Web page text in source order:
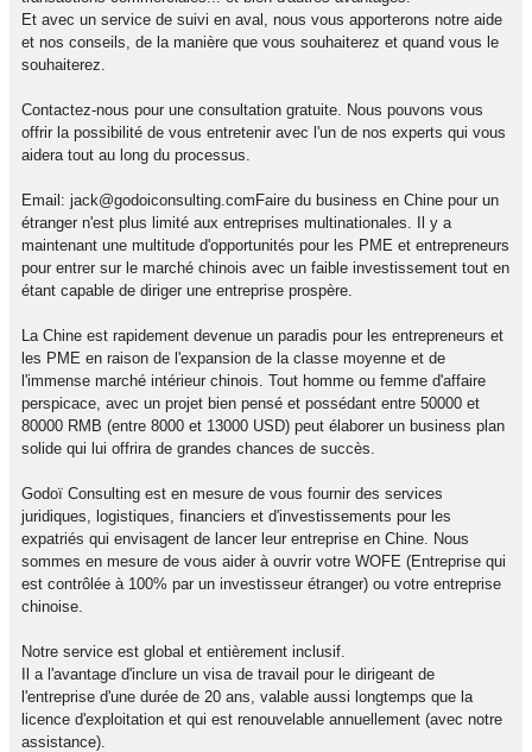
Et avec un service de suivi en aval, nous vous apporterons notre aide
et nos conseils, de la manière que vous souhaiterez et quand vous le
souhaiterez.
Contactez-nous pour une consultation gratuite. Nous pouvons vous
offrir la possibilité de vous entretenir avec l'un de nos experts qui vous
aidera tout au long du processus.
Email: jack@godoiconsulting.comFaire du business en Chine pour un
étranger n'est plus limité aux entreprises multinationales. Il y a
maintenant une multitude d'opportunités pour les PME et entrepreneurs
pour entrer sur le marché chinois avec un faible investissement tout en
étant capable de diriger une entreprise prospère.
La Chine est rapidement devenue un paradis pour les entrepreneurs et
les PME en raison de l'expansion de la classe moyenne et de
l'immense marché intérieur chinois. Tout homme ou femme d'affaire
perspicace, avec un projet bien pensé et possédant entre 50000 et
80000 RMB (entre 8000 et 13000 USD) peut élaborer un business plan
solide qui lui offrira de grandes chances de succès.
Godoï Consulting est en mesure de vous fournir des services
juridiques, logistiques, financiers et d'investissements pour les
expatriés qui envisagent de lancer leur entreprise en Chine. Nous
sommes en mesure de vous aider à ouvrir votre WOFE (Entreprise qui
est contrôlée à 100% par un investisseur étranger) ou votre entreprise
chinoise.
Notre service est global et entièrement inclusif.
Il a l'avantage d'inclure un visa de travail pour le dirigeant de
l'entreprise d'une durée de 20 ans, valable aussi longtemps que la
licence d'exploitation et qui est renouvelable annuellement (avec notre
assistance).